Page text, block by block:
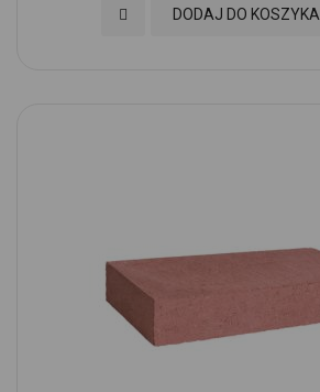
DODAJ DO KOSZYKA
Dodaj do Ulubionych